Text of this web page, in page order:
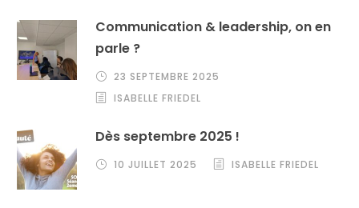
Communication & leadership, on en
parle ?
23 SEPTEMBRE 2025
ISABELLE FRIEDEL
Dès septembre 2025 !
10 JUILLET 2025 ISABELLE FRIEDEL